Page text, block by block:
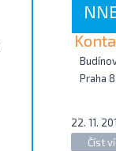
Praha 8
22. 11.
Číst